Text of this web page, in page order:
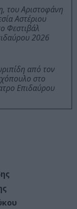
του Αριστοφάνη
Αστέριου
Φεστιβάλ
2026
από τον
στο
Επιδαύρου